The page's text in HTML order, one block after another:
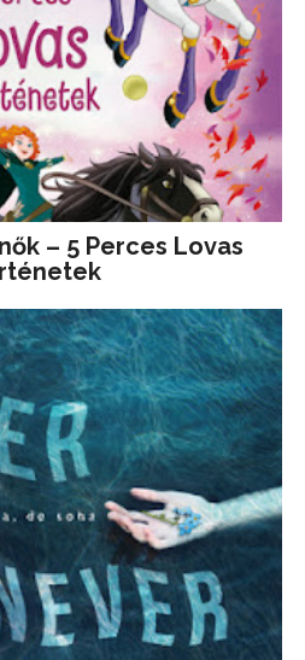
– 5 Perces Lovas